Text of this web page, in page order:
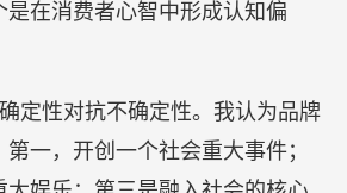
重复对抗遗忘。人是最不理性的
个系统，一个系统叫直觉反
性思考。90%时间消费者都是用
性思考。所以品牌最快速、最
户能马上想起谁、谁就是真理